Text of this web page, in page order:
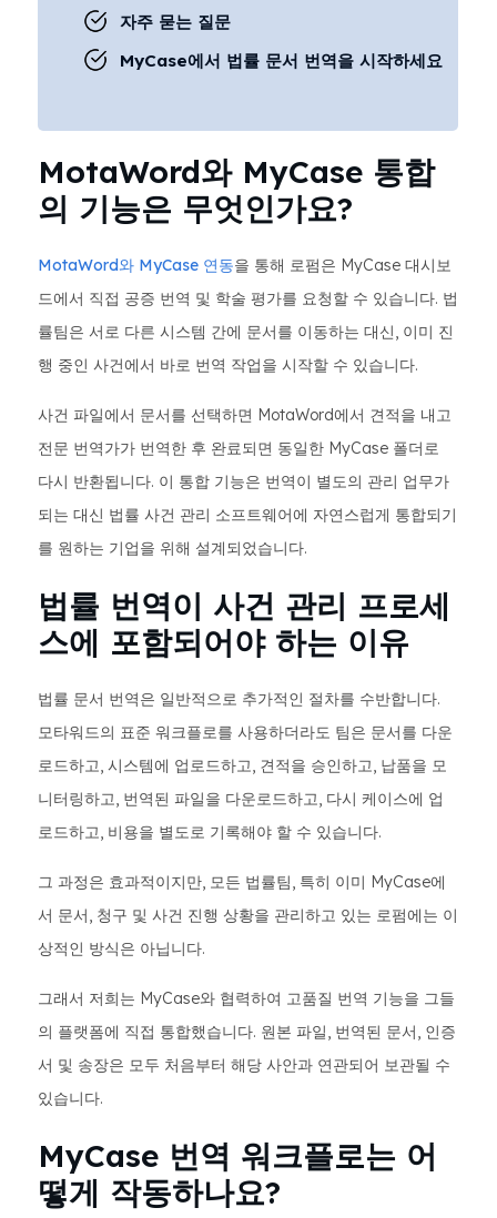
자주 묻는 질문
MyCase에서 법률 문서 번역을 시작하세요
MotaWord와 MyCase 통합
의 기능은 무엇인가요?
MotaWord와 MyCase 연동을 통해 로펌은 MyCase 대시보
드에서 직접 공증 번역 및 학술 평가를 요청할 수 있습니다. 법
률팀은 서로 다른 시스템 간에 문서를 이동하는 대신, 이미 진
행 중인 사건에서 바로 번역 작업을 시작할 수 있습니다.
사건 파일에서 문서를 선택하면 MotaWord에서 견적을 내고
전문 번역가가 번역한 후 완료되면 동일한 MyCase 폴더로
다시 반환됩니다. 이 통합 기능은 번역이 별도의 관리 업무가
되는 대신 법률 사건 관리 소프트웨어에 자연스럽게 통합되기
를 원하는 기업을 위해 설계되었습니다.
법률 번역이 사건 관리 프로세
스에 포함되어야 하는 이유
법률 문서 번역은 일반적으로 추가적인 절차를 수반합니다.
모타워드의 표준 워크플로를 사용하더라도 팀은 문서를 다운
로드하고, 시스템에 업로드하고, 견적을 승인하고, 납품을 모
니터링하고, 번역된 파일을 다운로드하고, 다시 케이스에 업
로드하고, 비용을 별도로 기록해야 할 수 있습니다.
그 과정은 효과적이지만, 모든 법률팀, 특히 이미 MyCase에
서 문서, 청구 및 사건 진행 상황을 관리하고 있는 로펌에는 이
상적인 방식은 아닙니다.
그래서 저희는 MyCase와 협력하여 고품질 번역 기능을 그들
의 플랫폼에 직접 통합했습니다. 원본 파일, 번역된 문서, 인증
서 및 송장은 모두 처음부터 해당 사안과 연관되어 보관될 수
있습니다.
MyCase 번역 워크플로는 어
떻게 작동하나요?